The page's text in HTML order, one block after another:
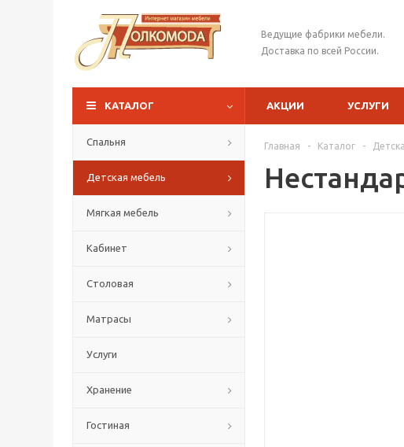
Ведущие фабрики мебели.
Доставка по всей России.
КАТАЛОГ АКЦИИ УСЛУГИ
Спальня
Детская мебель
Мягкая мебель
Кабинет
Столовая
Матрасы
Услуги
Хранение
Гостиная
Главная - Каталог -